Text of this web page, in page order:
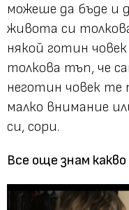
можеше да бъде и
живота си
някой готин
толкова тъп, че
неготин човек те
малко внимание
си, сори.
Все още знам